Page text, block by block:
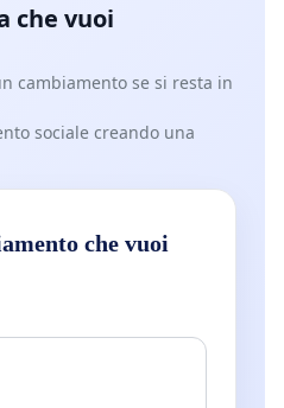
che vuoi
cambiamento se si resta in
sociale creando una
che vuoi